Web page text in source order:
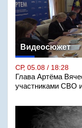
Видеосюжет
СР, 05.08 / 18:28
Глава Артёма
участниками СВО